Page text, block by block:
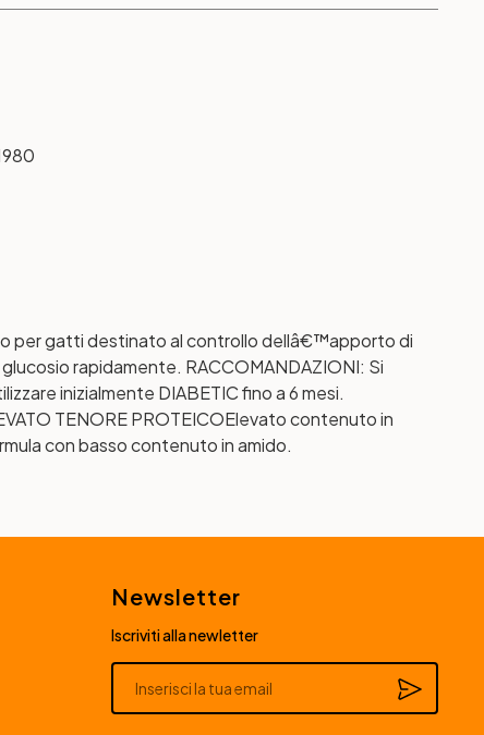
per gatti destinato al controllo dellâ€™apporto di
rapidamente. RACCOMANDAZIONI: Si
inizialmente DIABETIC fino a 6 mesi.
TENORE PROTEICOElevato contenuto in
con basso contenuto in amido.
Newsletter
Iscriviti alla newletter